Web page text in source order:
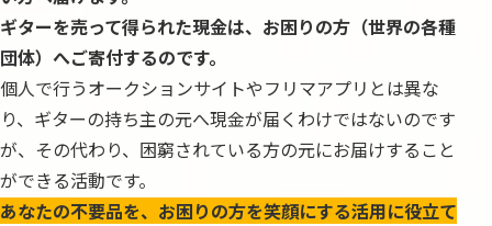
ギターを売って得られた現金は、お困りの方（世界の各種
団体）へご寄付するのです。
個人で行うオークションサイトやフリマアプリとは異な
り、ギターの持ち主の元へ現金が届くわけではないのです
が、その代わり、困窮されている方の元にお届けすること
ができる活動です。
あなたの不要品を、お困りの方を笑顔にする活用に役立て